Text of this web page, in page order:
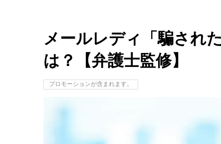
メールレディ「騙され
は？【弁護士監修】
プロモーションが含まれます。